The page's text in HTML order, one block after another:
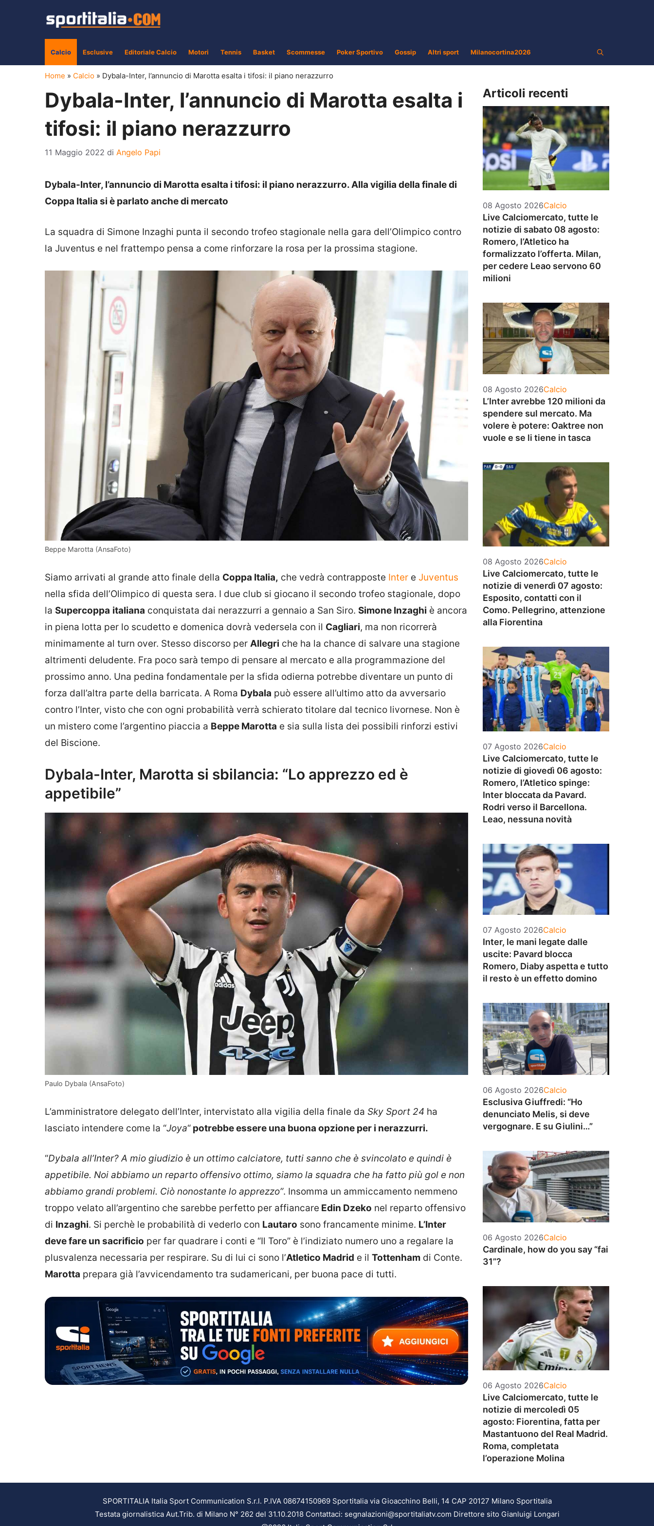
Calcio Esclusive Editoriale Calcio Motori Tennis Basket Scommesse Poker Sportivo Gossip Altri sport Milanocortina2026
Home » Calcio » Dybala-Inter, l’annuncio di Marotta esalta i tifosi: il piano nerazzurro
Dybala-Inter, l’annuncio di Marotta esalta i
tifosi: il piano nerazzurro
11 Maggio 2022 di Angelo Papi
Dybala-Inter, l’annuncio di Marotta esalta i tifosi: il piano nerazzurro. Alla vigilia della finale di
Coppa Italia si è parlato anche di mercato
La squadra di Simone Inzaghi punta il secondo trofeo stagionale nella gara dell’Olimpico contro
la Juventus e nel frattempo pensa a come rinforzare la rosa per la prossima stagione.
Beppe Marotta (AnsaFoto)
Siamo arrivati al grande atto finale della Coppa Italia, che vedrà contrapposte Inter e Juventus
nella sfida dell’Olimpico di questa sera. I due club si giocano il secondo trofeo stagionale, dopo
la Supercoppa italiana conquistata dai nerazzurri a gennaio a San Siro. Simone Inzaghi è ancora
in piena lotta per lo scudetto e domenica dovrà vedersela con il Cagliari, ma non ricorrerà
minimamente al turn over. Stesso discorso per Allegri che ha la chance di salvare una stagione
altrimenti deludente. Fra poco sarà tempo di pensare al mercato e alla programmazione del
prossimo anno. Una pedina fondamentale per la sfida odierna potrebbe diventare un punto di
forza dall’altra parte della barricata. A Roma Dybala può essere all’ultimo atto da avversario
contro l’Inter, visto che con ogni probabilità verrà schierato titolare dal tecnico livornese. Non è
un mistero come l’argentino piaccia a Beppe Marotta e sia sulla lista dei possibili rinforzi estivi
del Biscione.
Dybala-Inter, Marotta si sbilancia: “Lo apprezzo ed è
appetibile”
Paulo Dybala (AnsaFoto)
L’amministratore delegato dell’Inter, intervistato alla vigilia della finale da Sky Sport 24 ha
lasciato intendere come la “Joya“ potrebbe essere una buona opzione per i nerazzurri.
“Dybala all’Inter? A mio giudizio è un ottimo calciatore, tutti sanno che è svincolato e quindi è
appetibile. Noi abbiamo un reparto offensivo ottimo, siamo la squadra che ha fatto più gol e non
abbiamo grandi problemi. Ciò nonostante lo apprezzo”. Insomma un ammiccamento nemmeno
troppo velato all’argentino che sarebbe perfetto per affiancare Edin Dzeko nel reparto offensivo
di Inzaghi. Si perchè le probabilità di vederlo con Lautaro sono francamente minime. L’Inter
deve fare un sacrificio per far quadrare i conti e “Il Toro” è l’indiziato numero uno a regalare la
plusvalenza necessaria per respirare. Su di lui ci sono l’Atletico Madrid e il Tottenham di Conte.
Marotta prepara già l’avvicendamento tra sudamericani, per buona pace di tutti.
Articoli recenti
08 Agosto 2026Categorie
Calcio
Live Calciomercato, tutte le
notizie di sabato 08 agosto:
Romero, l’Atletico ha
formalizzato l’offerta. Milan,
per cedere Leao servono 60
milioni
08 Agosto 2026Categorie
Calcio
L’Inter avrebbe 120 milioni da
spendere sul mercato. Ma
volere è potere: Oaktree non
vuole e se li tiene in tasca
08 Agosto 2026Categorie
Calcio
Live Calciomercato, tutte le
notizie di venerdì 07 agosto:
Esposito, contatti con il
Como. Pellegrino, attenzione
alla Fiorentina
07 Agosto 2026Categorie
Calcio
Live Calciomercato, tutte le
notizie di giovedì 06 agosto:
Romero, l’Atletico spinge:
Inter bloccata da Pavard.
Rodri verso il Barcellona.
Leao, nessuna novità
07 Agosto 2026Categorie
Calcio
Inter, le mani legate dalle
uscite: Pavard blocca
Romero, Diaby aspetta e tutto
il resto è un effetto domino
06 Agosto 2026Categorie
Calcio
Esclusiva Giuffredi: “Ho
denunciato Melis, si deve
vergognare. E su Giulini…”
06 Agosto 2026Categorie
Calcio
Cardinale, how do you say “fai
31”?
06 Agosto 2026Categorie
Calcio
Live Calciomercato, tutte le
notizie di mercoledì 05
agosto: Fiorentina, fatta per
Mastantuono del Real Madrid.
Roma, completata
l’operazione Molina
SPORTITALIA Italia Sport Communication S.r.l. P.IVA 08674150969 Sportitalia via Gioacchino Belli, 14 CAP 20127 Milano Sportitalia
Testata giornalistica Aut.Trib. di Milano N° 262 del 31.10.2018 Contattaci: segnalazioni@sportitaliatv.com Direttore sito Gianluigi Longari